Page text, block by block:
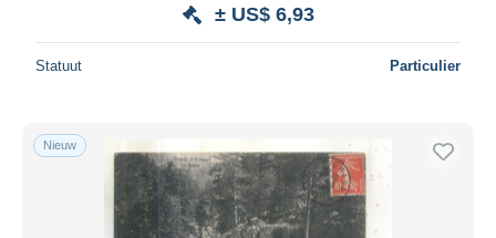
± US$ 6,93
Statuut Particulier
Nieuw